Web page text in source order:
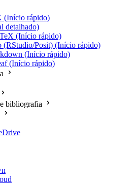
(Início rápido)
detalhado)
(Início rápido)
(RStudio/Posit) (Início rápido)
(Início rápido)
(Início rápido)
bibliografia